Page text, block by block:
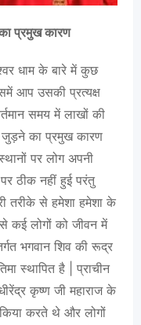
प्रमुख कारण
धाम के बारे में कुछ
आप उसकी प्रत्यक्ष
समय में लाखों की
का प्रमुख कारण
पर लोग अपनी
ठीक नहीं हुई परंतु
तरीके से हमेशा हमेशा के
कई लोगों को जीवन में
भगवान शिव की रूद्र
स्थापित है | प्राचीन
कृष्ण जी महाराज के
किया करते थे और लोगों